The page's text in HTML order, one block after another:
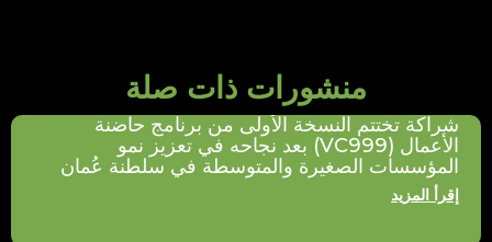
منشورات ذات صلة
شراكة تختتم النسخة الأولى من برنامج حاضنة
الأعمال (VC999) بعد نجاحه في تعزيز نمو
المؤسسات الصغيرة والمتوسطة في سلطنة عُمان
إقرأ المزيد